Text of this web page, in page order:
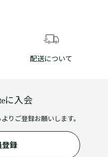
配送について
に入会
りご登録お願いします。
登録